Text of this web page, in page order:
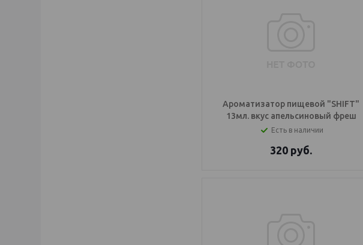
Ароматизатор пищевой "SHIFT"
13мл. вкус апельсиновый фреш
Есть в наличии
320 руб.